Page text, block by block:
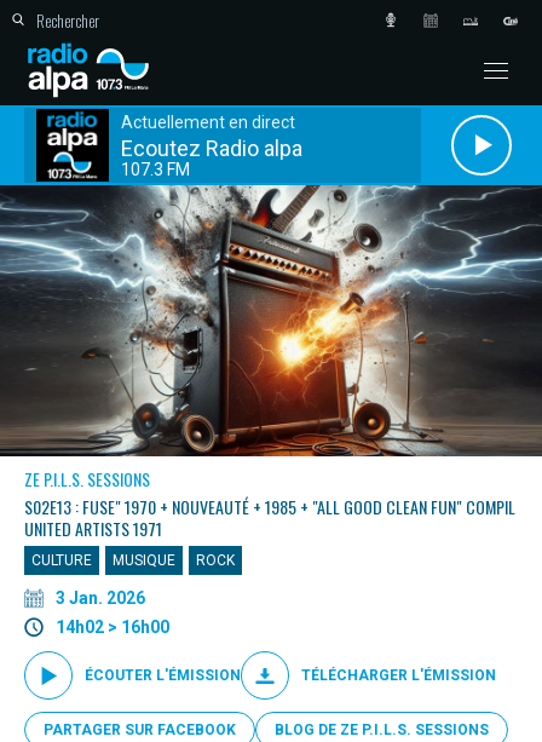
Actuellement en direct
Ecoutez Radio alpa
107.3 FM
ZE P.I.L.S. SESSIONS
S02E13 : FUSE" 1970 + NOUVEAUTÉ + 1985 + "ALL GOOD CLEAN FUN" COMPIL
UNITED ARTISTS 1971
CULTURE MUSIQUE ROCK
3 Jan. 2026
14h02 > 16h00
ÉCOUTER L'ÉMISSION TÉLÉCHARGER L'ÉMISSION
PARTAGER SUR FACEBOOK BLOG DE ZE P.I.L.S. SESSIONS